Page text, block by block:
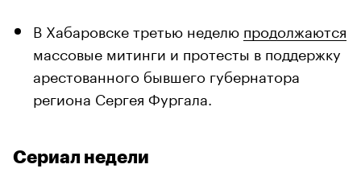
В Хабаровске третью неделю продолжаются
массовые митинги и протесты в поддержку
арестованного бывшего губернатора
региона Сергея Фургала.
Сериал недели